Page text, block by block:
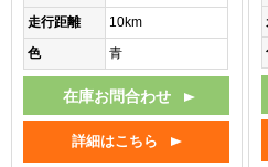
走行距離
10km
色
青
在庫お問合わせ
詳細はこちら